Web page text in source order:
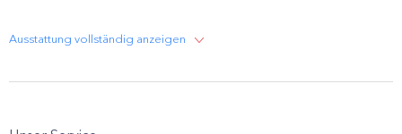
Ausstattung vollständig anzeigen